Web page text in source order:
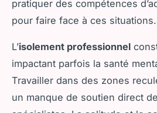
pratiquer des compétences
pour faire face à ces situations.
L’isolement professionnel
impactant parfois la santé
Travailler dans des zones
un manque de soutien direct